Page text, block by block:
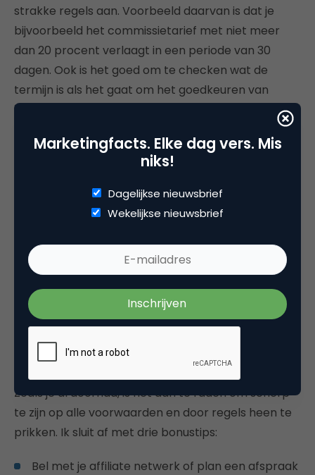
strakke regels aan. Voorbeeld daarvan is dat je
bijvoorbeeld het commissietarief met niet meer
dan 20 procent verlaagt in een periode van 30
dagen. Ook is het goed om te checken wat de
termijn is als het gaat om het goedkeuren van
inschrijvingen of zelfs sales van publishers, omdat
het netwerk anders automatische goedkeuringen
kan doen.
7. Exclusiviteit
De kans is groot dat je verschillende voorstellen
uitvraagt bij diverse affiliate netwerken. Er zijn
affiliate netwerken die je verbieden om met
ook goed op deze voorwaarde. Dit kan maar zo
onder de noemer exclusiviteit in het voorstel staan.
Bonustips
Zoals je al doorhad, is het aan te raden om scherp
te zijn op alle voorwaarden en door regels heen te
prikken. Ik sluit af met drie bonustips:
Bel met je affiliate netwerk of plan een afspraak
Marketingfacts. Elke dag vers. Mis
niks!
Dagelijkse nieuwsbrief
Wekelijkse nieuwsbrief